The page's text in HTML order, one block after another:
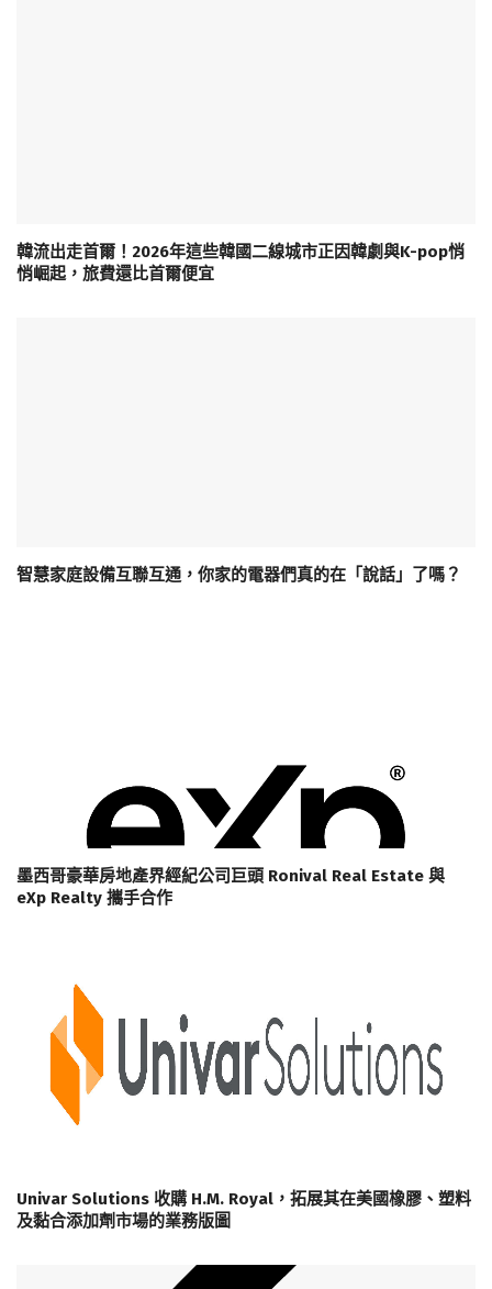
韓流出走首爾！2026年這些韓國二線城市正因韓劇與K-pop悄
悄崛起，旅費還比首爾便宜
智慧家庭設備互聯互通，你家的電器們真的在「說話」了嗎？
墨西哥豪華房地產界經紀公司巨頭 Ronival Real Estate 與
eXp Realty 攜手合作
Univar Solutions 收購 H.M. Royal，拓展其在美國橡膠、塑料
及黏合添加劑市場的業務版圖